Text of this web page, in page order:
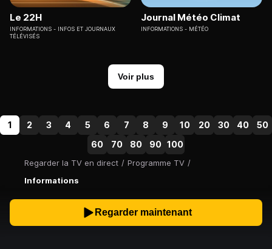
Regarder la TV en direct / Programme TV /
Informations
Le 22H
INFORMATIONS
INFOS ET JOURNAUX
TÉLÉVISÉS
Journal Météo Climat
INFORMATIONS MÉTÉO
Voir plus
1 2 3 4 5 6 7 8 9 10 20 30 40
50
60
70 80 90 100
Regarder maintenant